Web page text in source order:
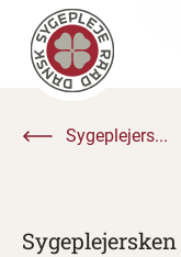
Sygeplejers...
Sygeplejersken